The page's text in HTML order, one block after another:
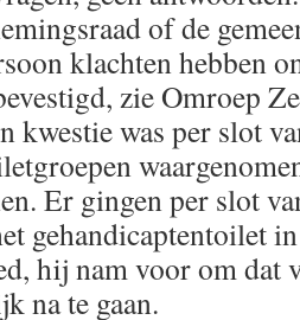
of de
klachten hebben
zie Omroep
kwestie was per slot
Er gingen per slot
gehandicaptentoilet
hij nam voor om dat
na te gaan.